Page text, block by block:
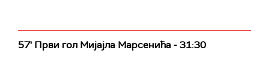
57' Први гол Мијајла Марсенића - 31:30